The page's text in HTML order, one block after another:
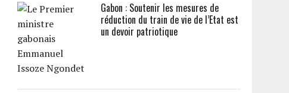
Gabon : Soutenir les mesures de
réduction du train de vie de l’Etat est
un devoir patriotique